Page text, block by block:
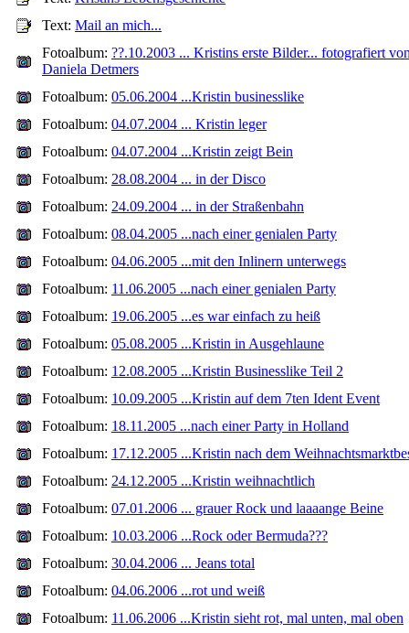
Text: Mail an mich...
Fotoalbum: ??.10.2003 ... Kristins erste Bilder... fotografiert
Daniela Detmers
Fotoalbum: 05.06.2004 ...Kristin businesslike
Fotoalbum: 04.07.2004 ... Kristin leger
Fotoalbum: 04.07.2004 ...Kristin zeigt Bein
Fotoalbum: 28.08.2004 ... in der Disco
Fotoalbum: 24.09.2004 ... in der Straßenbahn
Fotoalbum: 08.04.2005 ...nach einer genialen Party
Fotoalbum: 04.06.2005 ...mit den Inlinern unterwegs
Fotoalbum: 11.06.2005 ...nach einer genialen Party
Fotoalbum: 19.06.2005 ...es war einfach zu heiß
Fotoalbum: 05.08.2005 ...Kristin in Ausgehlaune
Fotoalbum: 12.08.2005 ...Kristin Businesslike Teil 2
Fotoalbum: 10.09.2005 ...Kristin auf dem 7ten Ident Event
Fotoalbum: 18.11.2005 ...nach einer Party in Holland
Fotoalbum: 17.12.2005 ...Kristin nach dem
Fotoalbum: 24.12.2005 ...Kristin weihnachtlich
Fotoalbum: 07.01.2006 ... grauer Rock und laaaange Beine
Fotoalbum: 10.03.2006 ...Rock oder Bermuda???
Fotoalbum: 30.04.2006 ... Jeans total
Fotoalbum: 04.06.2006 ...rot und weiß
Fotoalbum: 11.06.2006 ...Kristin sieht rot, mal unten, mal oben